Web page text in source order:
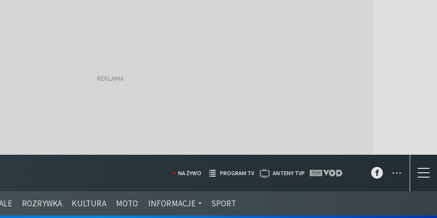
ROZRYWKA KULTURA MOTO INFORMACJE SPORT
NA ŻYWO PROGRAM TV ANTENY TVP ...